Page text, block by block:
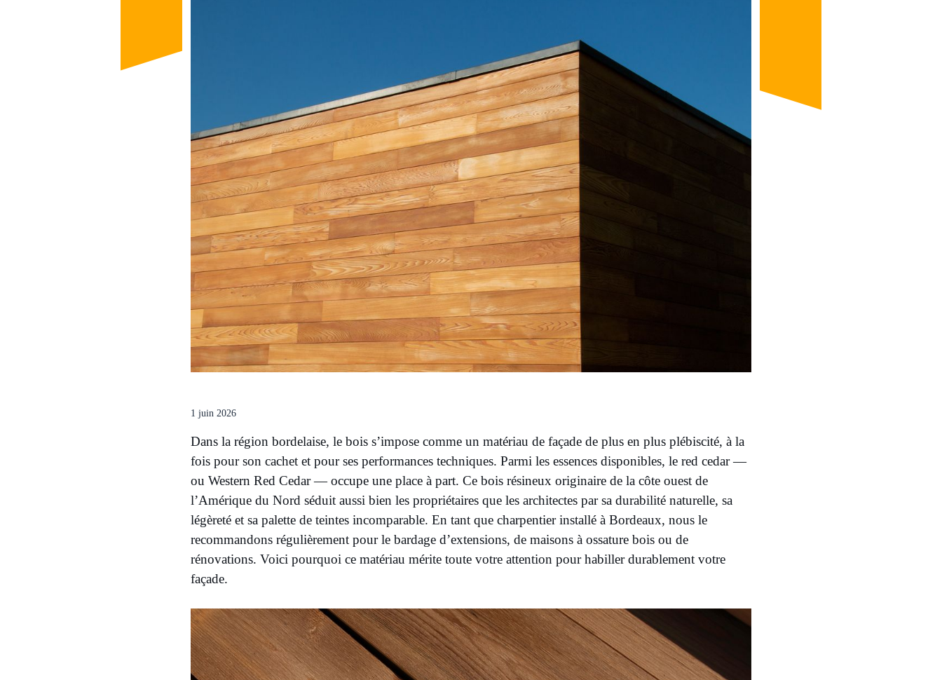
1 juin 2026
Dans la région bordelaise, le bois s’impose comme un matériau de façade de plus en plus plébiscité, à la
fois pour son cachet et pour ses performances techniques. Parmi les essences disponibles, le red cedar —
ou Western Red Cedar — occupe une place à part. Ce bois résineux originaire de la côte ouest de
l’Amérique du Nord séduit aussi bien les propriétaires que les architectes par sa durabilité naturelle, sa
légèreté et sa palette de teintes incomparable. En tant que charpentier installé à Bordeaux, nous le
recommandons régulièrement pour le bardage d’extensions, de maisons à ossature bois ou de
rénovations. Voici pourquoi ce matériau mérite toute votre attention pour habiller durablement votre
façade.